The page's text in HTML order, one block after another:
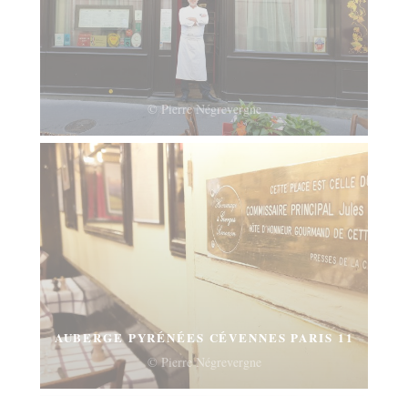
© Pierre Négrevergne
AUBERGE PYRÉNÉES CÉVENNES PARIS 11
© Pierre Négrevergne